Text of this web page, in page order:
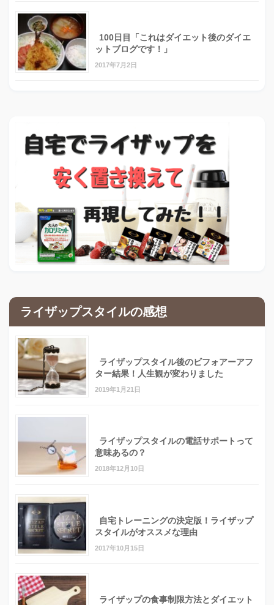
100日目「これはダイエット後のダイエ
ットブログです！」
2017年7月2日
ライザップスタイルの感想
ライザップスタイル後のビフォアーアフ
ター結果！人生観が変わりました
2019年1月21日
ライザップスタイルの電話サポートって
意味あるの？
2018年12月10日
自宅トレーニングの決定版！ライザップ
スタイルがオススメな理由
2017年10月15日
ライザップの食事制限方法とダイエット